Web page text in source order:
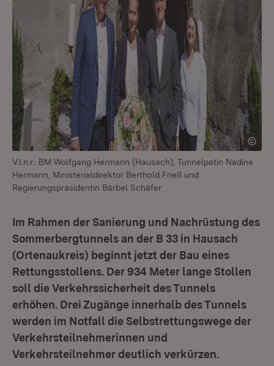
V.l.n.r.: BM Wolfgang Hermann (Hausach), Tunnelpatin Nadine
Hermann, Ministerialdirektor Berthold Frieß und
Regierungspräsidentin Bärbel Schäfer
Im Rahmen der Sanierung und Nachrüstung des
Sommerbergtunnels an der B 33 in Hausach
(Ortenaukreis) beginnt jetzt der Bau eines
Rettungsstollens. Der 934 Meter lange Stollen
soll die Verkehrssicherheit des Tunnels
erhöhen. Drei Zugänge innerhalb des Tunnels
werden im Notfall die Selbstrettungswege der
Verkehrsteilnehmerinnen und
Verkehrsteilnehmer deutlich verkürzen.